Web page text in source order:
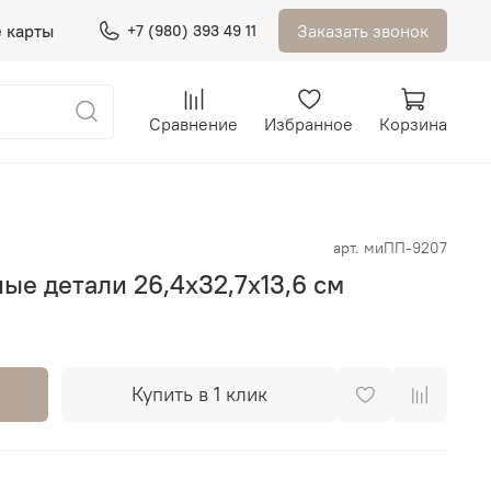
карты +7 (980) 393 49 11 Заказать звонок
Сравнение Избранное Корзина
арт. миПП-9207
детали 26,4х32,7х13,6 см
Купить в 1 клик